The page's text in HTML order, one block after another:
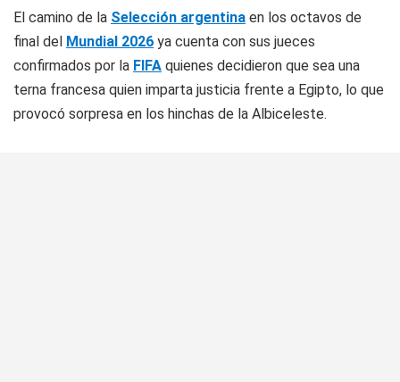
El camino de la Selección argentina en los octavos de
final del Mundial 2026 ya cuenta con sus jueces
confirmados por la FIFA quienes decidieron que sea una
terna francesa quien imparta justicia frente a Egipto, lo que
provocó sorpresa en los hinchas de la Albiceleste.